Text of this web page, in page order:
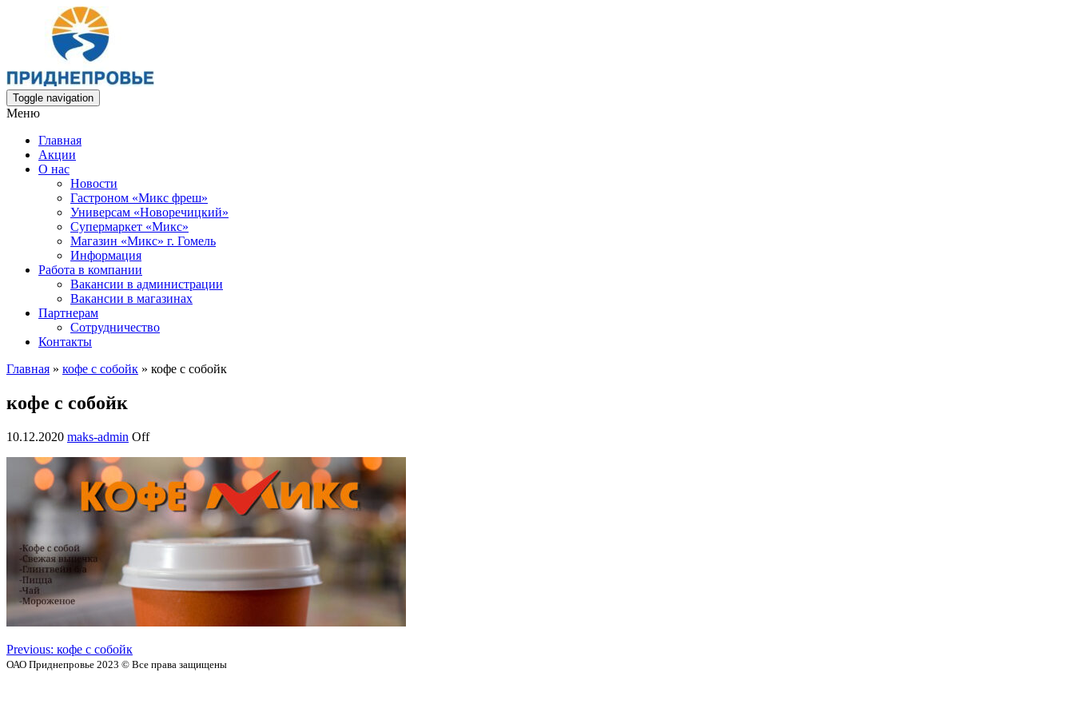
Toggle navigation
Меню
Главная
Акции
О нас
Новости
Гастроном «Микс фреш»
Универсам «Новоречицкий»
Супермаркет «Микс»
Магазин «Микс» г. Гомель
Информация
Работа в компании
Вакансии в администрации
Вакансии в магазинах
Партнерам
Сотрудничество
Контакты
Главная » кофе с собойк » кофе с собойк
кофе с собойк
10.12.2020 maks-admin Off
Previous: кофе с собойк
ОАО Приднепровье 2023 © Все права защищены